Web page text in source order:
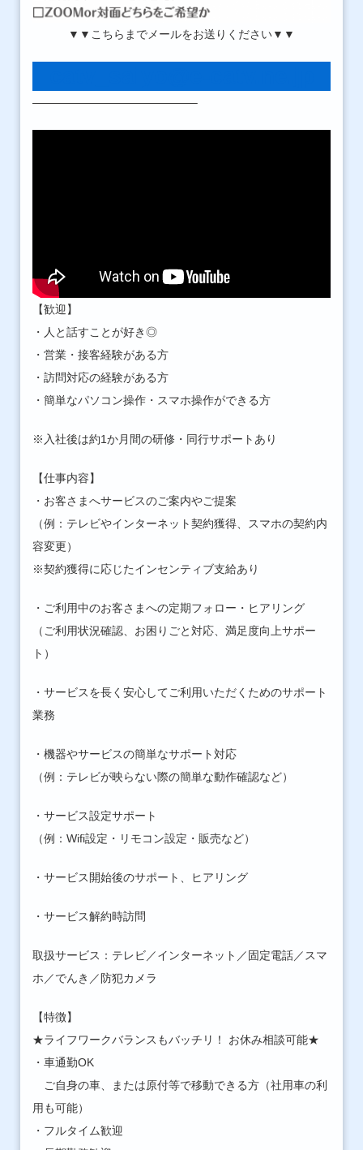
▼▼こちらまでメールをお送りください▼▼
——————————————–
【歓迎】
・人と話すことが好き◎
・営業・接客経験がある方
・訪問対応の経験がある方
・簡単なパソコン操作・スマホ操作ができる方
※入社後は約1か月間の研修・同行サポートあり
【仕事内容】
・お客さまへサービスのご案内やご提案
（例：テレビやインターネット契約獲得、スマホの契約内
容変更）
※契約獲得に応じたインセンティブ支給あり
・ご利用中のお客さまへの定期フォロー・ヒアリング
（ご利用状況確認、お困りごと対応、満足度向上サポー
ト）
・サービスを長く安心してご利用いただくためのサポート
業務
・機器やサービスの簡単なサポート対応
（例：テレビが映らない際の簡単な動作確認など）
・サービス設定サポート
（例：Wifi設定・リモコン設定・販売など）
・サービス開始後のサポート、ヒアリング
・サービス解約時訪問
取扱サービス：テレビ／インターネット／固定電話／スマ
ホ／でんき／防犯カメラ
【特徴】
★ライフワークバランスもバッチリ！ お休み相談可能★
・車通勤OK
ご自身の車、または原付等で移動できる方（社用車の利
用も可能）
・フルタイム歓迎